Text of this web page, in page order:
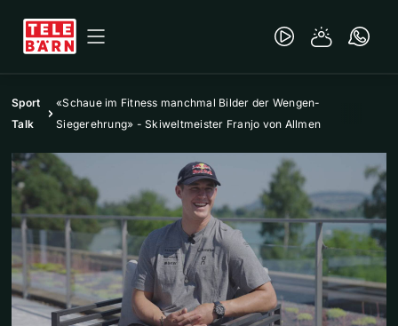
Sport
Talk
«Schaue im Fitness manchmal Bilder der Wengen-
Siegerehrung» - Skiweltmeister Franjo von Allmen